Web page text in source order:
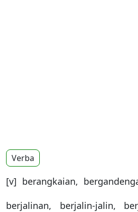
Verba
[v] berangkaian,
berjalinan, berjalin-jalin,